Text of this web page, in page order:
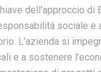
dell’approccio di
sociale e
L’azienda si
e a sostenere